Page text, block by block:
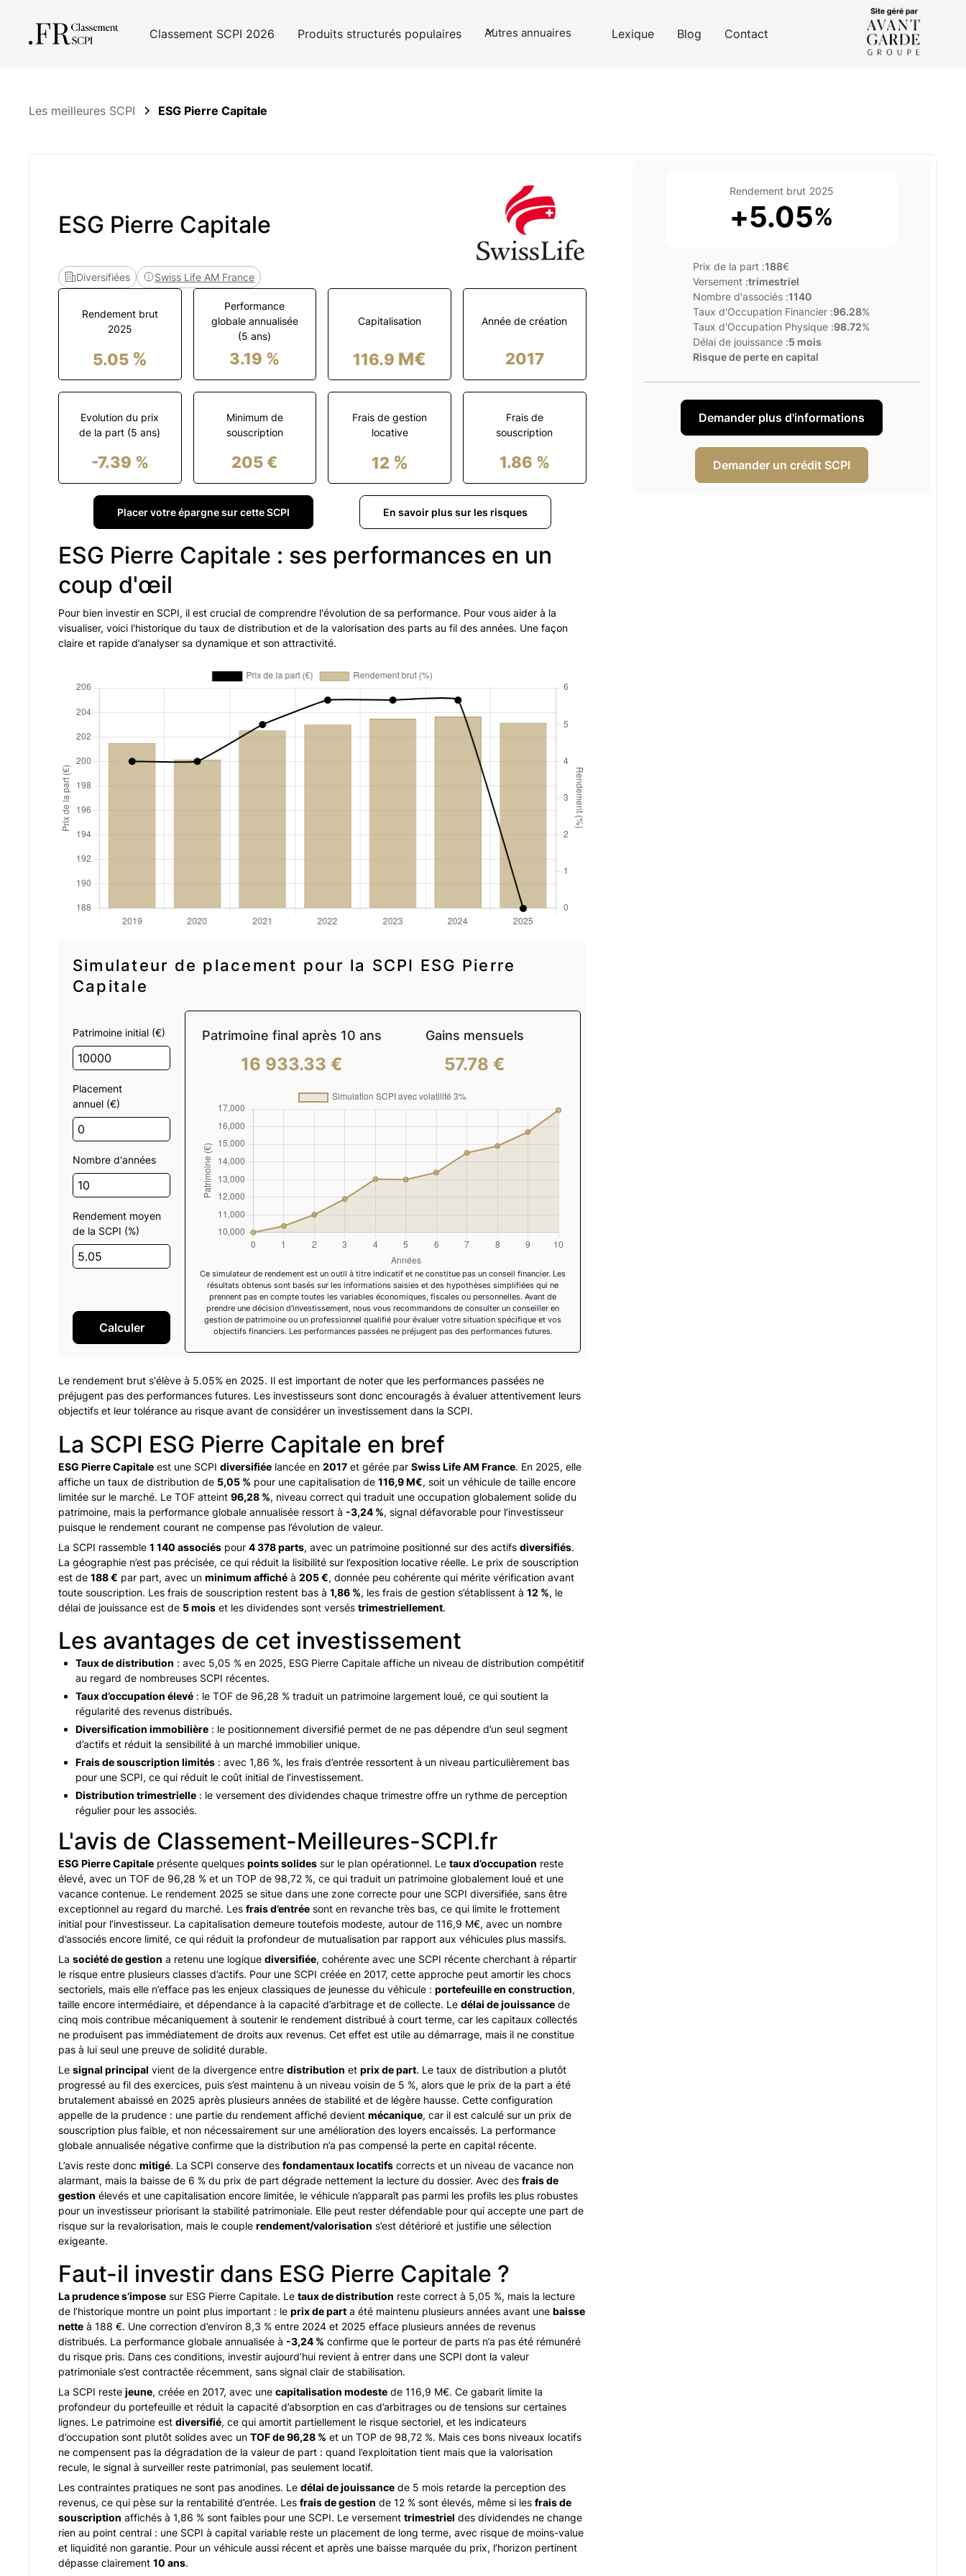
Classement SCPI 2026 Produits structurés populaires Autres annuaires Lexique Blog Contact
Les meilleures SCPI ESG Pierre Capitale
ESG Pierre Capitale
Diversifiées Swiss Life AM France
Rendement brut
2025
5.05%
Performance
globale annualisée
(5 ans)
3.19 %
Capitalisation
116.9 M€
Année de création
2017
Evolution du prix
de la part (5 ans)
-7.39 %
Minimum de
souscription
205 €
Frais de gestion
locative
12 %
Frais de
souscription
1.86 %
Placer votre épargne sur cette SCPI En savoir plus sur les risques
ESG Pierre Capitale : ses performances en un
coup d'œil
Pour bien investir en SCPI, il est crucial de comprendre l'évolution de sa performance. Pour vous aider à la
visualiser, voici l'historique du taux de distribution et de la valorisation des parts au fil des années. Une façon
claire et rapide d’analyser sa dynamique et son attractivité.
Simulateur de placement pour la SCPI ESG Pierre
Capitale
Patrimoine initial (€)
Placement
annuel (€)
Nombre d'années
Rendement moyen
de la SCPI (%)
Calculer
Patrimoine final après 10 ans
16 933.33 €
Gains mensuels
57.78 €
Ce simulateur de rendement est un outil à titre indicatif et ne constitue pas un conseil financier. Les
résultats obtenus sont basés sur les informations saisies et des hypothèses simplifiées qui ne
prennent pas en compte toutes les variables économiques, fiscales ou personnelles. Avant de
prendre une décision d'investissement, nous vous recommandons de consulter un conseiller en
gestion de patrimoine ou un professionnel qualifié pour évaluer votre situation spécifique et vos
objectifs financiers. Les performances passées ne préjugent pas des performances futures.
Le rendement brut s'élève à 5.05% en 2025. Il est important de noter que les performances passées ne
préjugent pas des performances futures. Les investisseurs sont donc encouragés à évaluer attentivement leurs
objectifs et leur tolérance au risque avant de considérer un investissement dans la SCPI.
La SCPI ESG Pierre Capitale en bref
ESG Pierre Capitale est une SCPI diversifiée lancée en 2017 et gérée par Swiss Life AM France. En 2025, elle
affiche un taux de distribution de 5,05 % pour une capitalisation de 116,9 M€, soit un véhicule de taille encore
limitée sur le marché. Le TOF atteint 96,28 %, niveau correct qui traduit une occupation globalement solide du
patrimoine, mais la performance globale annualisée ressort à -3,24 %, signal défavorable pour l’investisseur
puisque le rendement courant ne compense pas l’évolution de valeur.
La SCPI rassemble 1 140 associés pour 4 378 parts, avec un patrimoine positionné sur des actifs diversifiés.
La géographie n’est pas précisée, ce qui réduit la lisibilité sur l’exposition locative réelle. Le prix de souscription
est de 188 € par part, avec un minimum affiché à 205 €, donnée peu cohérente qui mérite vérification avant
toute souscription. Les frais de souscription restent bas à 1,86 %, les frais de gestion s’établissent à 12 %, le
délai de jouissance est de 5 mois et les dividendes sont versés trimestriellement.
Les avantages de cet investissement
Taux de distribution : avec 5,05 % en 2025, ESG Pierre Capitale affiche un niveau de distribution compétitif
au regard de nombreuses SCPI récentes.
Taux d’occupation élevé : le TOF de 96,28 % traduit un patrimoine largement loué, ce qui soutient la
régularité des revenus distribués.
Diversification immobilière : le positionnement diversifié permet de ne pas dépendre d’un seul segment
d’actifs et réduit la sensibilité à un marché immobilier unique.
Frais de souscription limités : avec 1,86 %, les frais d’entrée ressortent à un niveau particulièrement bas
pour une SCPI, ce qui réduit le coût initial de l’investissement.
Distribution trimestrielle : le versement des dividendes chaque trimestre offre un rythme de perception
régulier pour les associés.
L'avis de Classement-Meilleures-SCPI.fr
ESG Pierre Capitale présente quelques points solides sur le plan opérationnel. Le taux d’occupation reste
élevé, avec un TOF de 96,28 % et un TOP de 98,72 %, ce qui traduit un patrimoine globalement loué et une
vacance contenue. Le rendement 2025 se situe dans une zone correcte pour une SCPI diversifiée, sans être
exceptionnel au regard du marché. Les frais d’entrée sont en revanche très bas, ce qui limite le frottement
initial pour l’investisseur. La capitalisation demeure toutefois modeste, autour de 116,9 M€, avec un nombre
d’associés encore limité, ce qui réduit la profondeur de mutualisation par rapport aux véhicules plus massifs.
La société de gestion a retenu une logique diversifiée, cohérente avec une SCPI récente cherchant à répartir
le risque entre plusieurs classes d’actifs. Pour une SCPI créée en 2017, cette approche peut amortir les chocs
sectoriels, mais elle n’efface pas les enjeux classiques de jeunesse du véhicule : portefeuille en construction,
taille encore intermédiaire, et dépendance à la capacité d’arbitrage et de collecte. Le délai de jouissance de
cinq mois contribue mécaniquement à soutenir le rendement distribué à court terme, car les capitaux collectés
ne produisent pas immédiatement de droits aux revenus. Cet effet est utile au démarrage, mais il ne constitue
pas à lui seul une preuve de solidité durable.
Le signal principal vient de la divergence entre distribution et prix de part. Le taux de distribution a plutôt
progressé au fil des exercices, puis s’est maintenu à un niveau voisin de 5 %, alors que le prix de la part a été
brutalement abaissé en 2025 après plusieurs années de stabilité et de légère hausse. Cette configuration
appelle de la prudence : une partie du rendement affiché devient mécanique, car il est calculé sur un prix de
souscription plus faible, et non nécessairement sur une amélioration des loyers encaissés. La performance
globale annualisée négative confirme que la distribution n’a pas compensé la perte en capital récente.
L’avis reste donc mitigé. La SCPI conserve des fondamentaux locatifs corrects et un niveau de vacance non
alarmant, mais la baisse de 6 % du prix de part dégrade nettement la lecture du dossier. Avec des frais de
gestion élevés et une capitalisation encore limitée, le véhicule n’apparaît pas parmi les profils les plus robustes
pour un investisseur priorisant la stabilité patrimoniale. Elle peut rester défendable pour qui accepte une part de
risque sur la revalorisation, mais le couple rendement/valorisation s’est détérioré et justifie une sélection
exigeante.
Faut-il investir dans ESG Pierre Capitale ?
La prudence s’impose sur ESG Pierre Capitale. Le taux de distribution reste correct à 5,05 %, mais la lecture
de l’historique montre un point plus important : le prix de part a été maintenu plusieurs années avant une baisse
nette à 188 €. Une correction d’environ 8,3 % entre 2024 et 2025 efface plusieurs années de revenus
distribués. La performance globale annualisée à -3,24 % confirme que le porteur de parts n’a pas été rémunéré
du risque pris. Dans ces conditions, investir aujourd’hui revient à entrer dans une SCPI dont la valeur
patrimoniale s’est contractée récemment, sans signal clair de stabilisation.
La SCPI reste jeune, créée en 2017, avec une capitalisation modeste de 116,9 M€. Ce gabarit limite la
profondeur du portefeuille et réduit la capacité d’absorption en cas d’arbitrages ou de tensions sur certaines
lignes. Le patrimoine est diversifié, ce qui amortit partiellement le risque sectoriel, et les indicateurs
d’occupation sont plutôt solides avec un TOF de 96,28 % et un TOP de 98,72 %. Mais ces bons niveaux locatifs
ne compensent pas la dégradation de la valeur de part : quand l’exploitation tient mais que la valorisation
recule, le signal à surveiller reste patrimonial, pas seulement locatif.
Les contraintes pratiques ne sont pas anodines. Le délai de jouissance de 5 mois retarde la perception des
revenus, ce qui pèse sur la rentabilité d’entrée. Les frais de gestion de 12 % sont élevés, même si les frais de
souscription affichés à 1,86 % sont faibles pour une SCPI. Le versement trimestriel des dividendes ne change
rien au point central : une SCPI à capital variable reste un placement de long terme, avec risque de moins-value
et liquidité non garantie. Pour un véhicule aussi récent et après une baisse marquée du prix, l’horizon pertinent
dépasse clairement 10 ans.
Rendement brut 2025
+5.05%
Prix de la part :188€
Versement :trimestriel
Nombre d'associés :1140
Taux d'Occupation Financier :96.28%
Taux d'Occupation Physique :98.72%
Délai de jouissance :5 mois
Risque de perte en capital
Demander plus d'informations
Demander un crédit SCPI